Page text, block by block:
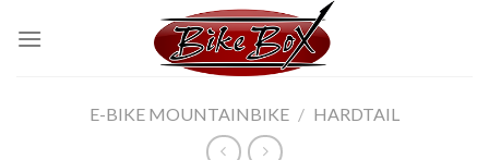
E-BIKE MOUNTAINBIKE / HARDTAIL